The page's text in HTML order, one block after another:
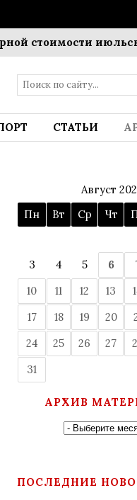
июльских
СТАТЬИ
Август
Пн
Вт Ср Чт
3
4 5 6
10
11 12 13
17
18 19 20
24
25 26 27
31
АРХИВ
ПОСЛЕДНИЕ